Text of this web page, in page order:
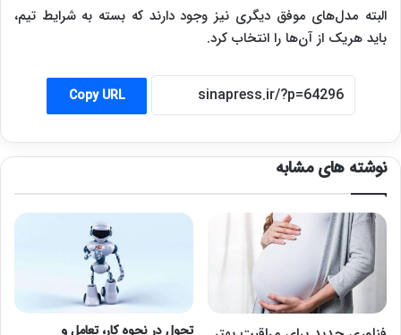
البته مدل‌های موفق دیگری نیز وجود دارند که بسته به شرایط تیم،
باید هریک از آن‌ها را انتخاب کرد.
Copy URL
نوشته های مشابه
تحول در نحوه کار، تعامل و